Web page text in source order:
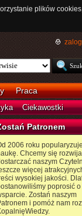
plików
Praca
Ciekawostki
Patronem
2006 roku
Chcemy się
naszym
więcej
wysokiej jakości.
poprosić o
Zostań naszym
i pomóż nam